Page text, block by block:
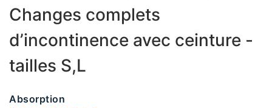
Changes complets
d’incontinence avec ceinture -
tailles S,L
Absorption